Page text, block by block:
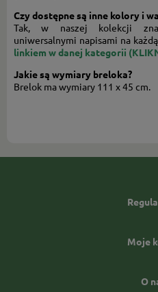
Czy dostępne są inne kolory i
Tak, w naszej kolekcji
uniwersalnymi napisami na
linkiem w danej kategorii
Jakie są wymiary breloka?
Brelok ma wymiary 111 x 45 cm.
Moje
O